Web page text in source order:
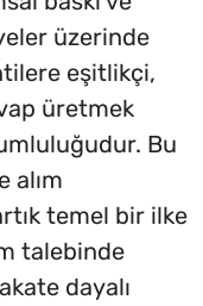
üzerinde
eşitlikçi,
üretmek
Bu
alım
temel bir ilke
talebinde
dayalı